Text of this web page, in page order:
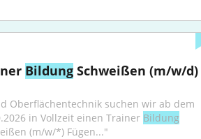
Bildung Schweißen (m/w/d)
Oberflächentechnik suchen wir ab dem
in Vollzeit einen Trainer Bildung
(m/w/*) Fügen..."